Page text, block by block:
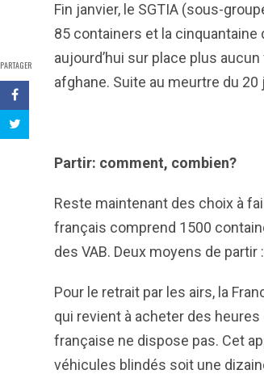
PARTAGER
Fin janvier, le SGTIA (sous-
85 containers et la
aujourd’hui sur place plus
afghane. Suite au meurtre du
Partir: comment, combien?
Reste maintenant des choix à
français comprend 1500
des VAB. Deux moyens de
Pour le retrait par les airs, la
qui revient à acheter des
française ne dispose pas. Cet
véhicules blindés soit une